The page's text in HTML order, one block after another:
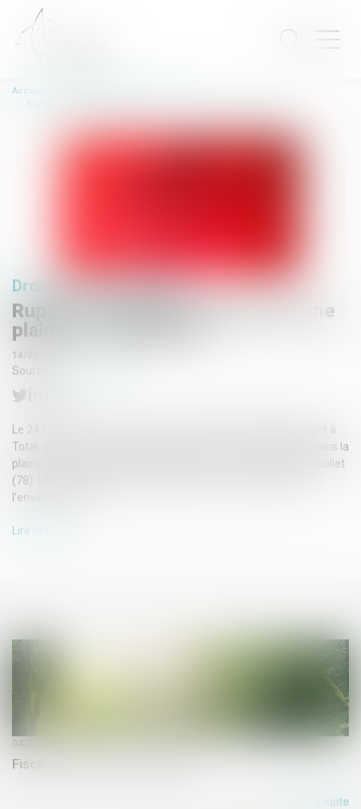
Accueil
Rupture du pipeline chez Total : une plainte a été déposée
Droit de l'environnement
Rupture du pipeline chez Total : une
plainte a été déposée
14/05/2019
Source :
Le 24 février dernier, une faille sur le pipeline PLIF, appartenant à
Total, a provoqué la fuite de plus de 900 m3 de pétrole brut dans la
plaine agricole et dans des ruisseaux, sur la commune d’Autouillet
(78). Un tel déversement a engendré une forte pollution de
l’environnement...
Lire la suite
Fiscalité verte et collectivités
04/06/2019
Lire la suite